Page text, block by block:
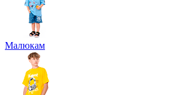
Малюкам